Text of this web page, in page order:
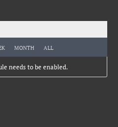
MONTH ALL
needs to be enabled.